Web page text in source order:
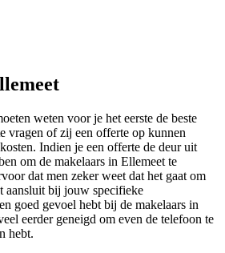
weten voor je het eerste de beste
vragen of zij een offerte op kunnen
Indien je een offerte de deur uit
om de makelaars in Ellemeet te
dat men zeker weet dat het gaat om
aansluit bij jouw specifieke
goed gevoel hebt bij de makelaars in
eerder geneigd om even de telefoon te
hebt.